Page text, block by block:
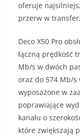
oferuje
przerw w
Deco X50 Pro
łączną prędkość
Mb/s w dwóch
oraz do 574 Mb/s
wyposażone w
poprawiające
kanału o
które zwiększają